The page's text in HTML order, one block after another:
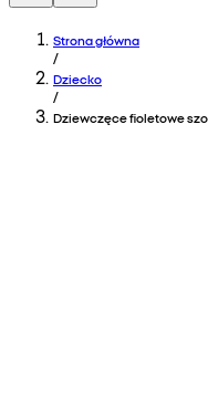
Strona główna
/
Dziecko
/
Dziewczęce fioletowe